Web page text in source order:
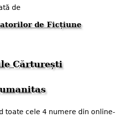
de
de Ficțiune
Cărturești
toate cele 4 numere din online-